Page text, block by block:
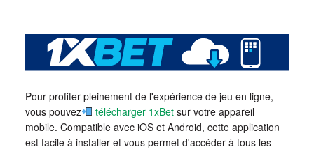
Pour profiter pleinement de l'expérience de jeu en ligne,
vous pouvez
télécharger 1xBet sur votre appareil
mobile. Compatible avec iOS et Android, cette application
est facile à installer et vous permet d'accéder à tous les